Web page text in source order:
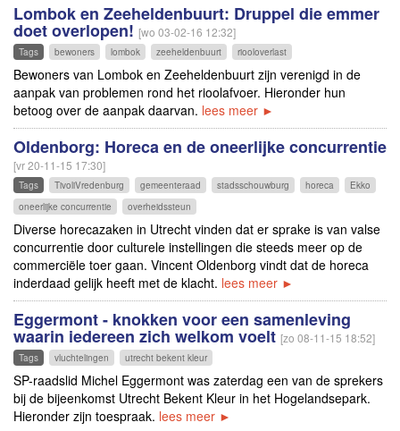
Lombok en Zeeheldenbuurt: Druppel die emmer
doet overlopen! [wo 03-02-16 12:32]
Tags bewoners lombok zeeheldenbuurt riooloverlast
Bewoners van Lombok en Zeeheldenbuurt zijn verenigd in de
aanpak van problemen rond het rioolafvoer. Hieronder hun
betoog over de aanpak daarvan. lees meer ►
Oldenborg: Horeca en de oneerlijke concurrentie
[vr 20-11-15 17:30]
Tags TivoliVredenburg gemeenteraad stadsschouwburg horeca
Ekko
oneerlijke concurrentie
overheidssteun
Diverse horecazaken in Utrecht vinden dat er sprake is van valse
concurrentie door culturele instellingen die steeds meer op de
commerciële toer gaan. Vincent Oldenborg vindt dat de horeca
inderdaad gelijk heeft met de klacht. lees meer ►
Eggermont - knokken voor een samenleving
waarin iedereen zich welkom voelt [zo 08-11-15 18:52]
Tags vluchtelingen utrecht bekent kleur
SP-raadslid Michel Eggermont was zaterdag een van de sprekers
bij de bijeenkomst Utrecht Bekent Kleur in het Hogelandsepark.
Hieronder zijn toespraak. lees meer ►